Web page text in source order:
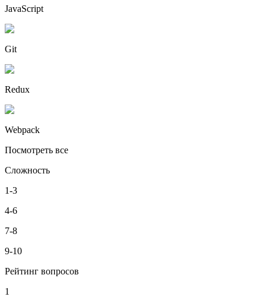
JavaScript
Git
Redux
Webpack
Посмотреть все
Сложность
1-3
4-6
7-8
9-10
Рейтинг вопросов
1